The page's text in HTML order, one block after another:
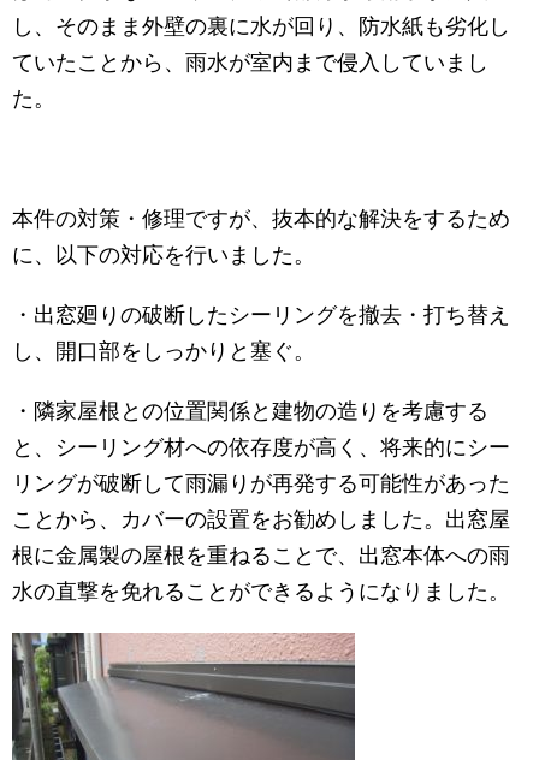
し、そのまま外壁の裏に水が回り、防水紙も劣化し
ていたことから、雨水が室内まで侵入していまし
た。
本件の対策・修理ですが、抜本的な解決をするため
に、以下の対応を行いました。
・出窓廻りの破断したシーリングを撤去・打ち替え
し、開口部をしっかりと塞ぐ。
・隣家屋根との位置関係と建物の造りを考慮する
と、シーリング材への依存度が高く、将来的にシー
リングが破断して雨漏りが再発する可能性があった
ことから、カバーの設置をお勧めしました。出窓屋
根に金属製の屋根を重ねることで、出窓本体への雨
水の直撃を免れることができるようになりました。